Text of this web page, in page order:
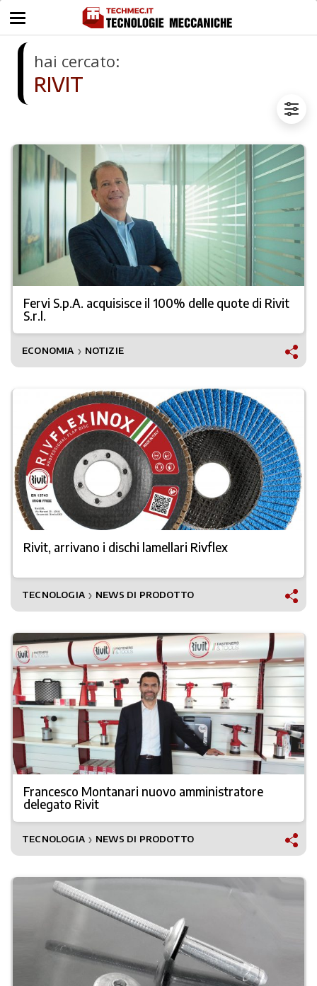
hai cercato:
RIVIT
Fervi S.p.A. acquisisce il 100% delle quote di Rivit
S.r.l.
ECONOMIA ❯ NOTIZIE
Rivit, arrivano i dischi lamellari Rivflex
TECNOLOGIA ❯ NEWS DI PRODOTTO
Francesco Montanari nuovo amministratore
delegato Rivit
TECNOLOGIA ❯ NEWS DI PRODOTTO